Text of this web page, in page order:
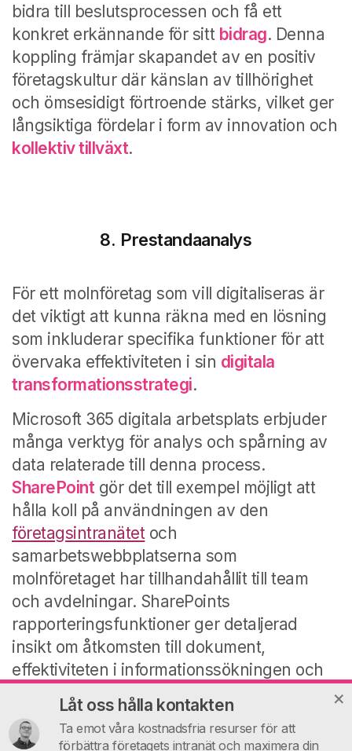
bidra till beslutsprocessen och få ett
konkret erkännande för sitt bidrag. Denna
koppling främjar skapandet av en positiv
företagskultur där känslan av tillhörighet
och ömsesidigt förtroende stärks, vilket ger
långsiktiga fördelar i form av innovation och
kollektiv tillväxt.
8. Prestandaanalys
För ett molnföretag som vill digitaliseras är
det viktigt att kunna räkna med en lösning
som inkluderar specifika funktioner för att
övervaka effektiviteten i sin digitala
transformationsstrategi.
Microsoft 365 digitala arbetsplats erbjuder
många verktyg för analys och spårning av
data relaterade till denna process.
SharePointgör det till exempel möjligt att
hålla koll på användningen av den
företagsintranätetoch
samarbetswebbplatserna som
molnföretaget har tillhandahållit till team
och avdelningar. SharePoints
rapporteringsfunktioner ger detaljerad
insikt om åtkomsten till dokument,
effektiviteten i informationssökningen och
graden av användning av dess
webbplatser.
Låt oss hålla kontakten
Ta emot våra kostnadsfria resurser för att
förbättra företagets intranät och maximera din